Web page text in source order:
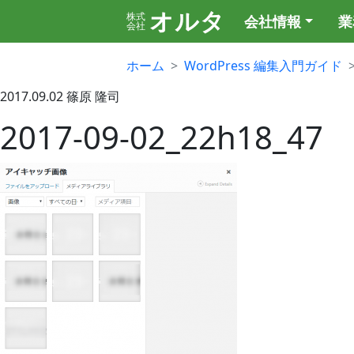
株式
会社 オルタ 会社情報
ホーム
WordPress 編集入門ガイド
2017.09.02篠原 隆司
2017-09-02_22h18_47